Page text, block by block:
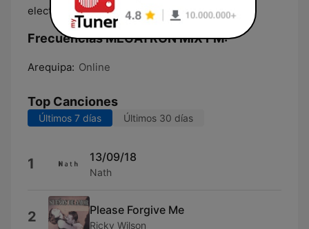
electrónicos y pop de décadas pasadas.
Frecuencias MEGATRON MIX FM:
Arequipa: Online
Top Canciones
Últimos 7 días Últimos 30 días
1 13/09/18
Nath
2 Please Forgive Me
Ricky Wilson